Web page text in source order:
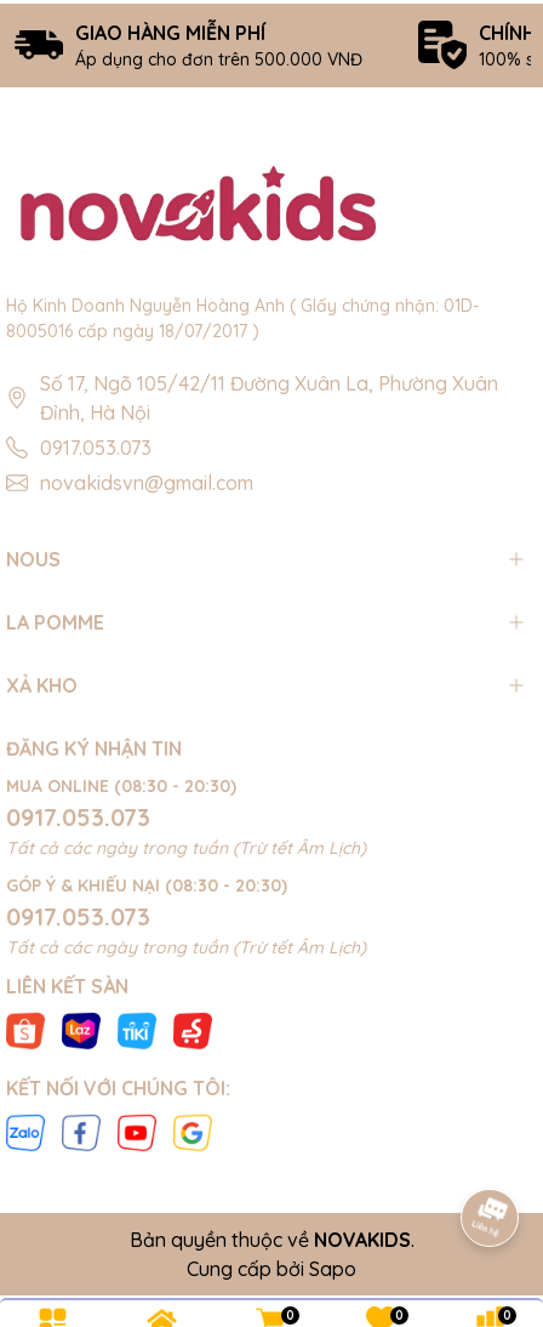
GIAO HÀNG MIỄN PHÍ
Áp dụng cho đơn trên 500.000 VNĐ
CHÍNH
100%
Hộ Kinh Doanh Nguyễn Hoàng Anh ( GIấy chứng nhận: 01D-
8005016 cấp ngày 18/07/2017 )
Số 17, Ngõ 105/42/11 Đường Xuân La, Phường Xuân
Đỉnh, Hà Nội
0917.053.073
novakidsvn@gmail.com
NOUS
LA POMME
XẢ KHO
ĐĂNG KÝ NHẬN TIN
MUA ONLINE (08:30 - 20:30)
0917.053.073
Tất cả các ngày trong tuần (Trừ tết Âm Lịch)
GÓP Ý & KHIẾU NẠI (08:30 - 20:30)
0917.053.073
Tất cả các ngày trong tuần (Trừ tết Âm Lịch)
LIÊN KẾT SÀN
KẾT NỐI VỚI CHÚNG TÔI:
Bản quyền thuộc về NOVAKIDS.
Cung cấp bởi Sapo
0 0 0